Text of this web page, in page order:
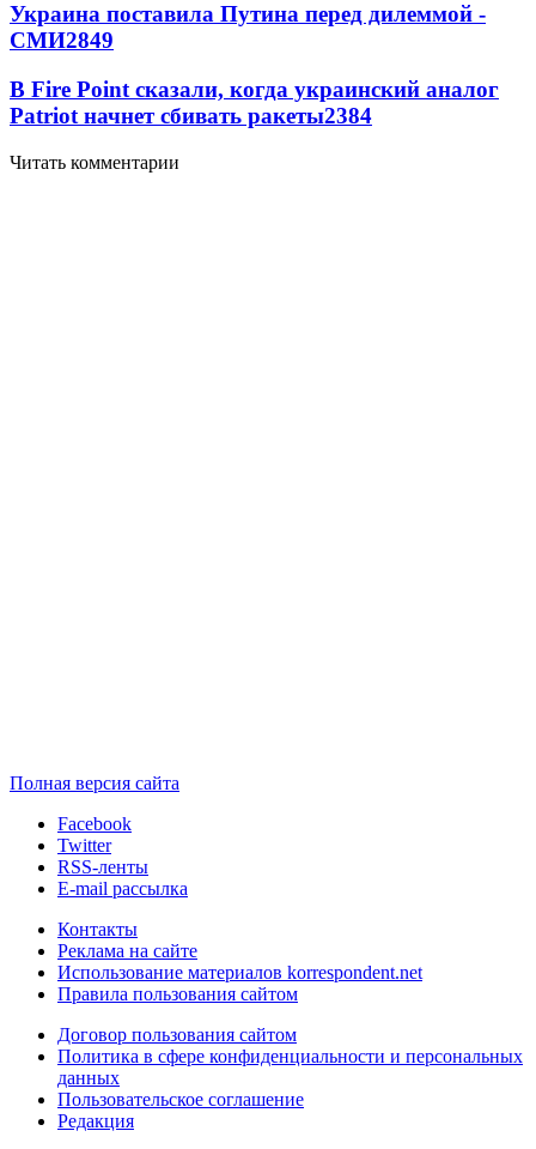
Украина поставила Путина перед дилеммой -
СМИ2849
В Fire Point сказали, когда украинский аналог
Patriot начнет сбивать ракеты2384
Читать комментарии
Полная версия сайта
Facebook
Twitter
RSS-ленты
E-mail рассылка
Контакты
Реклама на сайте
Использование материалов korrespondent.net
Правила пользования сайтом
Договор пользования сайтом
Политика в сфере конфиденциальности и персональных
данных
Пользовательское соглашение
Редакция